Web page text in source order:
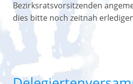
Bezirksratsvorsitzenden
dies bitte noch zeitnah